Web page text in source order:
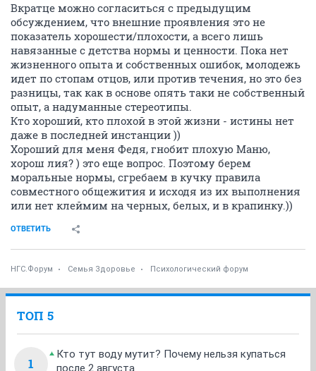
Вкратце можно согласиться с предыдущим
обсуждением, что внешние проявления это не
показатель хорошести/плохости, а всего лишь
навязанные с детства нормы и ценности. Пока нет
жизненного опыта и собственных ошибок, молодежь
идет по стопам отцов, или против течения, но это без
разницы, так как в основе опять таки не собственный
опыт, а надуманные стереотипы.
Кто хороший, кто плохой в этой жизни - истины нет
даже в последней инстанции ))
Хороший для меня Федя, гнобит плохую Маню,
хорош лия? ) это еще вопрос. Поэтому берем
моральные нормы, сгребаем в кучку правила
совместного общежития и исходя из их выполнения
или нет клеймим на черных, белых, и в крапинку.))
ОТВЕТИТЬ
НГС.Форум Семья Здоровье Психологический форум
ТОП 5
1
Кто тут воду мутит? Почему нельзя купаться
после 2 августа